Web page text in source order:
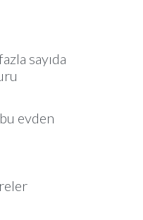
sayıda
evden